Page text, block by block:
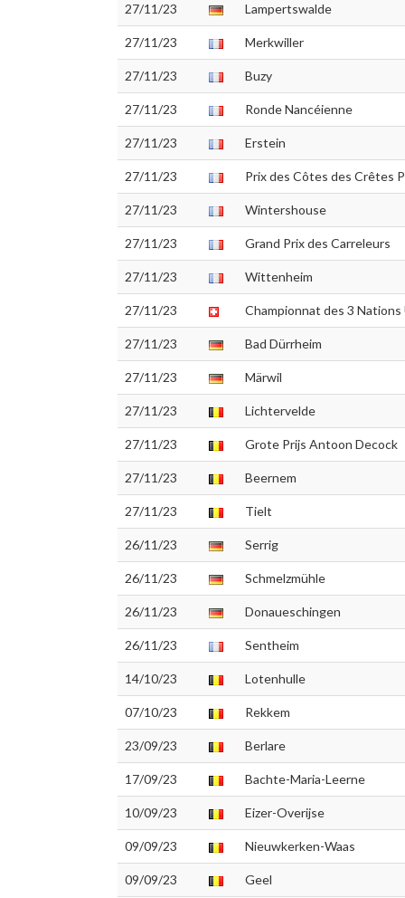
27/11/23 Lampertswalde
27/11/23 Merkwiller
27/11/23 Buzy
27/11/23 Ronde Nancéienne
27/11/23 Erstein
27/11/23 Prix des Côtes des Crêtes
27/11/23 Wintershouse
27/11/23 Grand Prix des Carreleurs
27/11/23 Wittenheim
27/11/23 Championnat des 3 Nations
27/11/23 Bad Dürrheim
27/11/23 Märwil
27/11/23 Lichtervelde
27/11/23 Grote Prijs Antoon Decock
27/11/23 Beernem
27/11/23 Tielt
26/11/23 Serrig
26/11/23 Schmelzmühle
26/11/23 Donaueschingen
26/11/23 Sentheim
14/10/23 Lotenhulle
07/10/23 Rekkem
23/09/23 Berlare
17/09/23 Bachte-Maria-Leerne
10/09/23 Eizer-Overijse
09/09/23 Nieuwkerken-Waas
09/09/23 Geel